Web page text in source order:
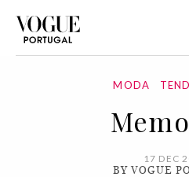
MODA
17 DEC
BY VOGUE